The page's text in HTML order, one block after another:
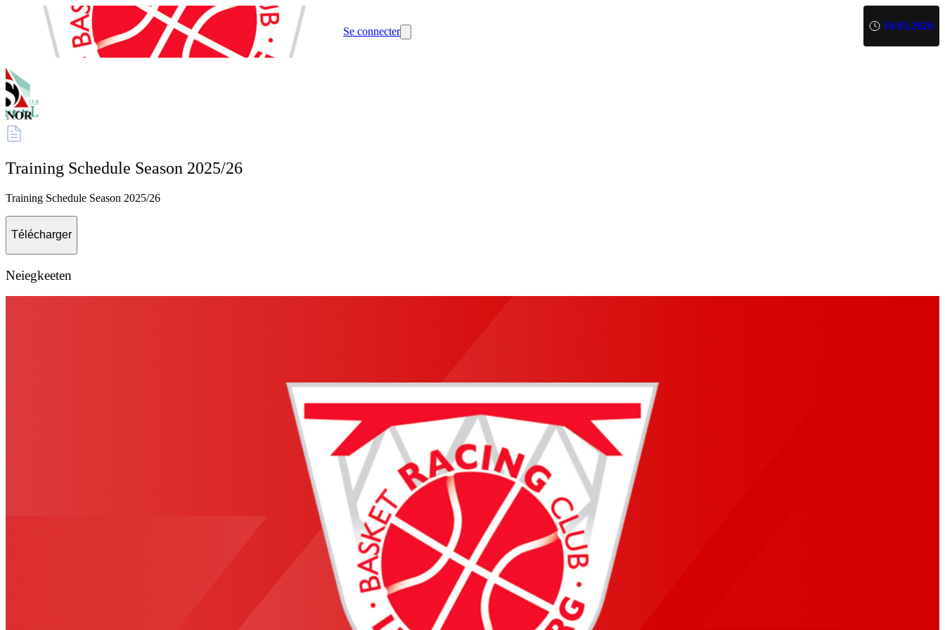
Racing Luxembourg
Se connecter
Training Schedule Season 2025/26
Training Schedule Season 2025/26
Télécharger
Neiegkeeten
10.05.2026